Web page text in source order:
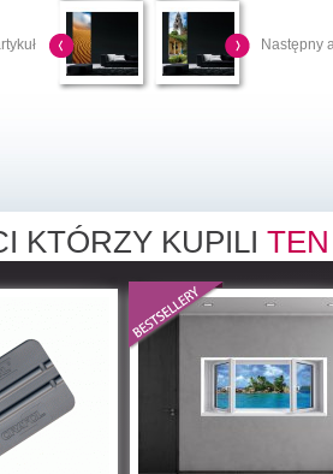
Następny
KTÓRZY KUPILI